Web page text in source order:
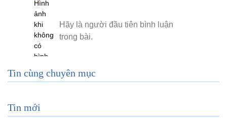
Tin cùng chuyên mục
Tin mới